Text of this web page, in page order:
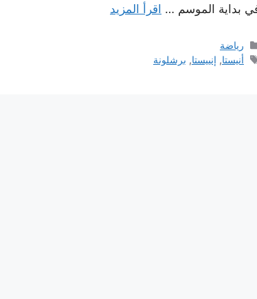
بداية الموسم … اقرأ المزيد
التصنيفات
رياضة
الوسوم
أنيستا, إنييستا, برشلونة